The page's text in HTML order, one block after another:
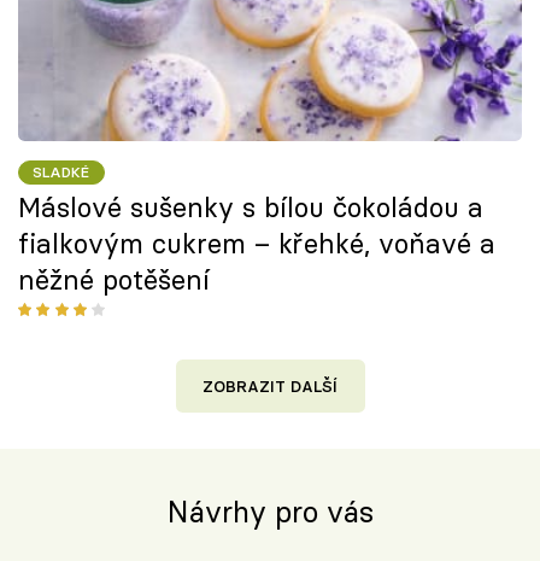
SLADKÉ
Máslové sušenky s bílou čokoládou a
fialkovým cukrem – křehké, voňavé a
něžné potěšení
ZOBRAZIT DALŠÍ
Návrhy pro vás